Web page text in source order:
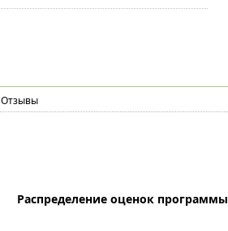
Отзывы
Распределение оценок программы